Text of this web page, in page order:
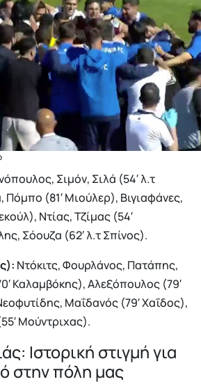
Σιμόν, Σιλά (54′ λ.τ
(81′ Μιούλερ), Βιγιαφάνες,
Ντίας, Τζίμας (54′
Σόουζα (62′ λ.τ Σπίνος).
Ντόκιτς, Φουρλάνος, Πατάπης,
Καλαμβόκης), Αλεξόπουλος (79′
Μαΐδανός (79′ Χαΐδος),
Μούντριχας).
Ιστορική στιγμή για
στην πόλη μας